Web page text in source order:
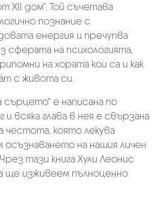
XII дом“. Той съчетава
познание с
енергия и пречупва
сферата на психологията,
на хората кои са и как
с живота си.
сърцето“ е написана по
и всяка глава в нея е свързана
честота, която лекува
на нашия личен
тази книга Хули Леонис
ще изживеем пълноценно